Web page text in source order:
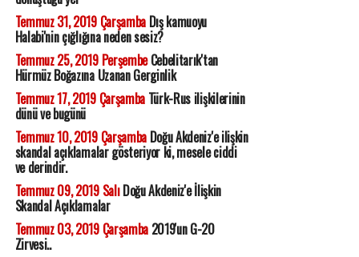
Temmuz 31, 2019 ÇarşambaDış kamuoyu
Halabi'nin çığlığına neden sesiz?
Temmuz 25, 2019 PerşembeCebelitarık'tan
Hürmüz Boğazına Uzanan Gerginlik
Temmuz 17, 2019 ÇarşambaTürk-Rus ilişkilerinin
dünü ve bugünü
Temmuz 10, 2019 ÇarşambaDoğu Akdeniz'e ilişkin
skandal açıklamalar gösteriyor ki, mesele ciddi
ve derindir.
Temmuz 09, 2019 SalıDoğu Akdeniz'e İlişkin
Skandal Açıklamalar
Temmuz 03, 2019 Çarşamba2019'un G-20
Zirvesi..